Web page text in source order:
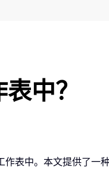
中？
表中。本文提供了一